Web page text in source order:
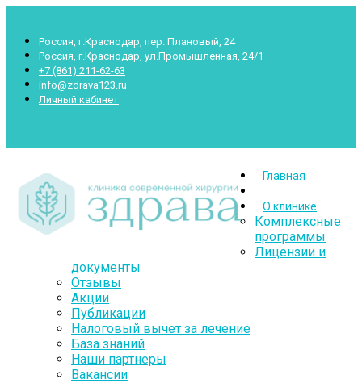
Россия, г.Краснодар, пер. Плановый, 24
Россия, г.Краснодар, ул.Промышленная, 24/1
+7 (861) 211-62-63
info@zdrava123.ru
Личный кабинет
Главная
О клинике
Комплексные
программы
Лицензии и
документы
Отзывы
Акции
Публикации
Налоговый вычет за лечение
База знаний
Наши партнеры
Вакансии